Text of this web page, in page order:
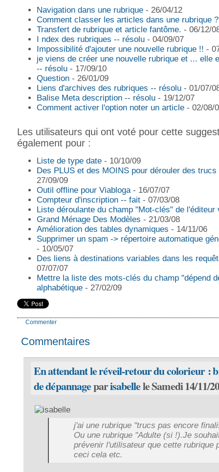
Navigation dans une rubrique - 26/04/12
Comment classer les articles dans une rubrique ?
Transfert de rubrique et article fantôme. - 06/12/
I ndex des rubriques -- résolu - 04/09/07
Impossibilité d'ajouter une nouvelle rubrique !! -
je viens de créer une nouvelle rubrique et ... elle
-- résolu - 17/09/10
Question - 26/01/09
Liens d'archives des rubriques -- résolu - 01/07/
Balise Meta description -- résolu - 19/12/07
Comment activer l'option noter un article - 02/08/
Les utilisateurs qui ont voté pour cette
également pour :
Liste de type date - 10/10/09
Des PLUS et des MOINS pour dérouler des
27/09/09
Outil offline pour Viabloga - 16/07/07
Compteur d'inscription -- fait - 07/03/08
Liste déroulante du champ "Mot-clés" de l'éditeur
Grand Ménage Des Modèles - 21/03/08
Amélioration des tables dynamiques - 14/11/06
Supprimer un spam -> répertoire automatique
- 10/05/07
Des liens à destinations variables dans les
07/07/07
Mettre la liste des mots-clés du champ "dépend
alphabétique - 27/02/09
Commenter
Commentaires
En attendant le réveil-retour du colorieur :
de dépannageparisabellele Samedi 14/11/
j'ai une rubrique "trucs pas encore
Ou une rubrique "Adulte (si !).Je
prévenir l'utilisateur que cette rubrique
ceci cela etc.